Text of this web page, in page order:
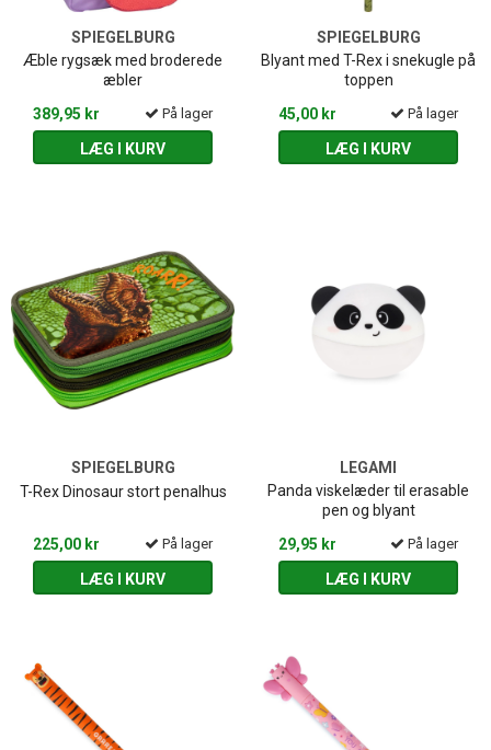
SPIEGELBURG
Æble rygsæk med broderede
æbler
389,95 kr
På lager
LÆG I KURV
SPIEGELBURG
Blyant med T-Rex i snekugle på
toppen
45,00 kr
På lager
LÆG I KURV
SPIEGELBURG
T-Rex Dinosaur stort penalhus
225,00 kr På lager
LÆG I KURV
LEGAMI
Panda viskelæder til erasable
pen og blyant
29,95 kr
På lager
LÆG I KURV